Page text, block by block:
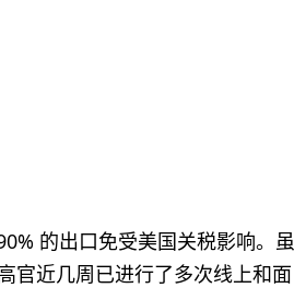
的出口免受美国关税影响。虽
官近几周已进行了多次线上和面